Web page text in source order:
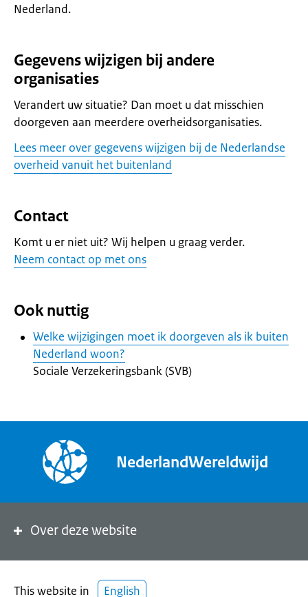
Nederland.
Gegevens wijzigen bij andere
organisaties
Verandert uw situatie? Dan moet u dat misschien
doorgeven aan meerdere overheidsorganisaties.
Lees meer over gegevens wijzigen bij de Nederlandse
overheid vanuit het buitenland
Contact
Komt u er niet uit? Wij helpen u graag verder.
Neem contact op met ons
Ook nuttig
Welke wijzigingen moet ik doorgeven als ik buiten
Nederland woon?
Sociale Verzekeringsbank (SVB)
NederlandWereldwijd
Over deze website
This website in English